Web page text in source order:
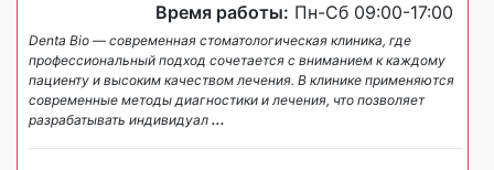
Время работы: Пн-Сб 09:00-17:00
Denta Bio — современная стоматологическая клиника, где
профессиональный подход сочетается с вниманием к каждому
пациенту и высоким качеством лечения. В клинике применяются
современные методы диагностики и лечения, что позволяет
разрабатывать индивидуал ...